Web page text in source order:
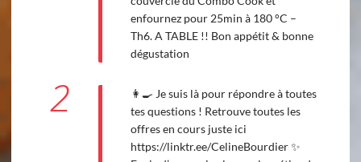
enfournez pour 25min à 180 °C –
Th6. A TABLE !! Bon appétit & bonne
dégustation
2
👩‍🍳 Je suis là pour répondre à toutes
tes questions ! Retrouve toutes les
offres en cours juste ici
https://linktr.ee/CelineBourdier ✨